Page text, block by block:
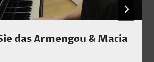
das Armengou & Macia